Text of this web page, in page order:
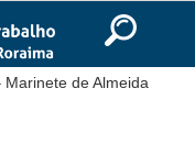
Ir para o rodapé
Marinete de Almeida